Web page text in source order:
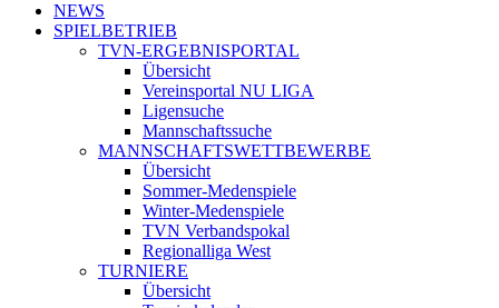
NEWS
SPIELBETRIEB
TVN-ERGEBNISPORTAL
Übersicht
Vereinsportal NU LIGA
Ligensuche
Mannschaftssuche
MANNSCHAFTSWETTBEWERBE
Übersicht
Sommer-Medenspiele
Winter-Medenspiele
TVN Verbandspokal
Regionalliga West
TURNIERE
Übersicht